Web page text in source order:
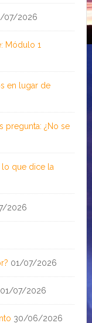
07/2026
Módulo 1
en lugar de
pregunta: ¿No se
lo que dice la
2026
01/07/2026
01/07/2026
30/06/2026